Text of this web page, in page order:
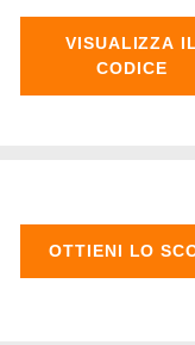
VISUALIZZA IL
CODICE
OTTIENI LO